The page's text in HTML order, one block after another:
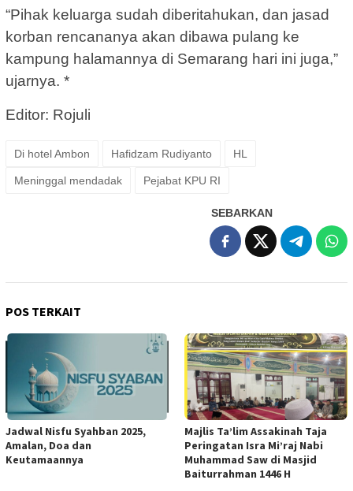
“Pihak keluarga sudah diberitahukan, dan jasad
korban rencananya akan dibawa pulang ke
kampung halamannya di Semarang hari ini juga,”
ujarnya. *
Editor: Rojuli
Di hotel Ambon Hafidzam Rudiyanto HL
Meninggal mendadak Pejabat KPU RI
SEBARKAN
POS TERKAIT
Jadwal Nisfu Syahban 2025,
Amalan, Doa dan
Keutamaannya
Majlis Ta’lim Assakinah Taja
Peringatan Isra Mi’raj Nabi
Muhammad Saw di Masjid
Baiturrahman 1446 H